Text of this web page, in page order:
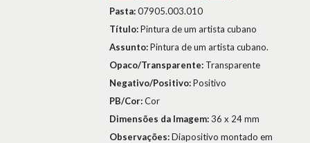
Pasta:07905.003.010
Título:Pintura de um artista cubano
Assunto:Pintura de um artista cubano.
Opaco/Transparente: Transparente
Negativo/Positivo:Positivo
PB/Cor:Cor
Dimensões da Imagem:36 x 24 mm
Observações:Diapositivo montado em